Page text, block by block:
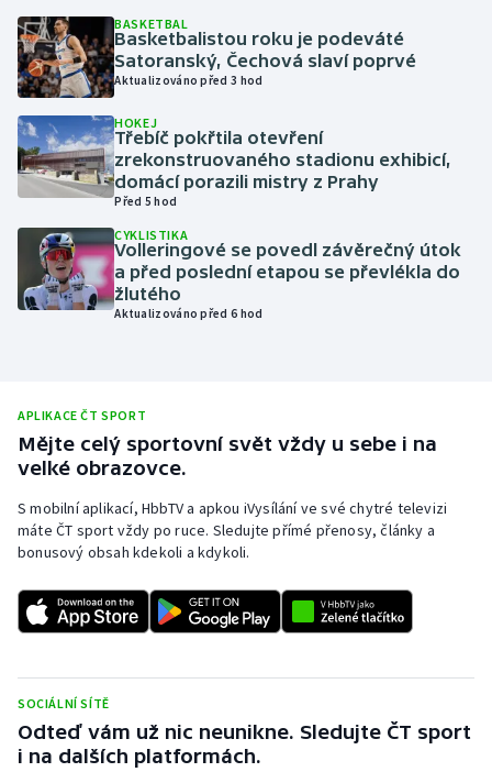
Moderní pětiboj
Motorsport
Olympijské hry
Parasport
Plavání
Plážový volejbal
Rychlobruslení
Rychlostní kanoistika
Short track
Sportovní střelba
Stolní tenis
Veslování
BASKETBAL
Basketbalistou roku je podeváté
Satoranský, Čechová slaví poprvé
Aktualizováno před 3 hod
HOKEJ
Třebíč pokřtila otevření
zrekonstruovaného stadionu exhibicí,
domácí porazili mistry z Prahy
Před 5 hod
CYKLISTIKA
Volleringové se povedl závěrečný útok
a před poslední etapou se převlékla do
žlutého
Aktualizováno před 6 hod
APLIKACE ČT SPORT
Mějte celý sportovní svět vždy u sebe i na
velké obrazovce.
S mobilní aplikací, HbbTV a apkou iVysílání ve své chytré televizi
máte ČT sport vždy po ruce. Sledujte přímé přenosy, články a
bonusový obsah kdekoli a kdykoli.
SOCIÁLNÍ SÍTĚ
Odteď vám už nic neunikne. Sledujte ČT sport
i na dalších platformách.